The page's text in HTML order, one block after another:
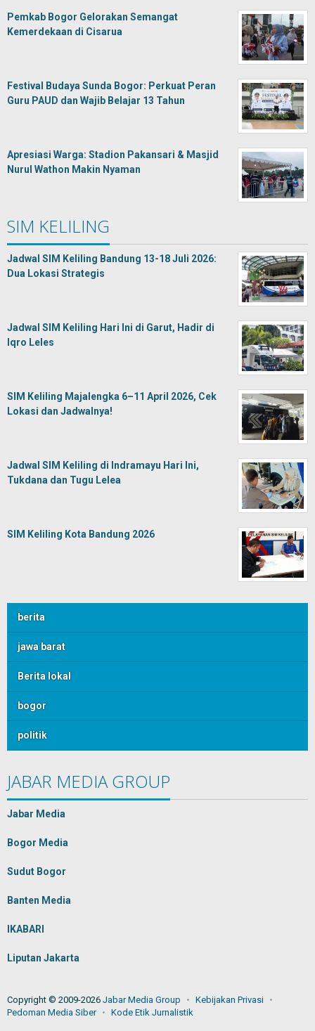
Pemkab Bogor Gelorakan Semangat
Kemerdekaan di Cisarua
Festival Budaya Sunda Bogor: Perkuat Peran
Guru PAUD dan Wajib Belajar 13 Tahun
Apresiasi Warga: Stadion Pakansari & Masjid
Nurul Wathon Makin Nyaman
SIM KELILING
Jadwal SIM Keliling Bandung 13-18 Juli 2026:
Dua Lokasi Strategis
Jadwal SIM Keliling Hari Ini di Garut, Hadir di
Iqro Leles
SIM Keliling Majalengka 6–11 April 2026, Cek
Lokasi dan Jadwalnya!
Jadwal SIM Keliling di Indramayu Hari Ini,
Tukdana dan Tugu Lelea
SIM Keliling Kota Bandung 2026
berita
jawa barat
Berita lokal
bogor
politik
JABAR MEDIA GROUP
Jabar Media
Bogor Media
Sudut Bogor
Banten Media
IKABARI
Liputan Jakarta
Copyright © 2009-2026 Jabar Media Group
Kebijakan Privasi
Pedoman Media Siber
Kode Etik Jurnalistik